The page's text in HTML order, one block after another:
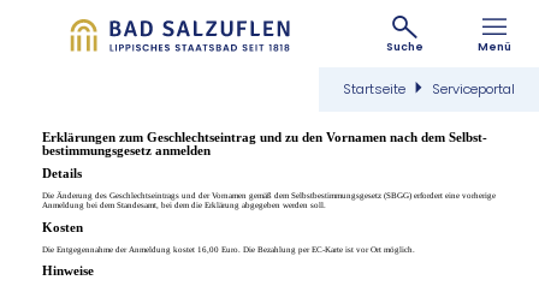
Suche Menü
Startseite Serviceportal
Er­klä­run­gen zum Ge­schlecht­s­ein­trag und zu den Vor­na­men nach dem Selbst­
be­stim­mungs­ge­setz anmelden
Details
Die Änderung des Geschlechtseintrags und der Vornamen gemäß dem Selbstbestimmungsgesetz (SBGG) erfordert eine vorherige
Anmeldung bei dem Standesamt, bei dem die Erklärung abgegeben werden soll.
Kosten
Die Entgegennahme der Anmeldung kostet 16,00 Euro. Die Bezahlung per EC-Karte ist vor Ort möglich.
Hinweise